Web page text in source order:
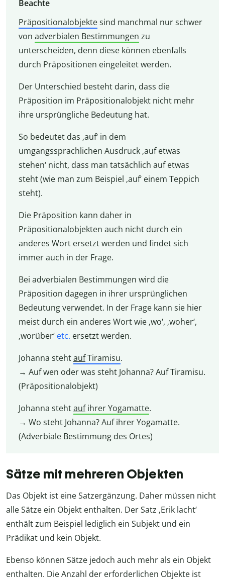
Beachte
Präpositionalobjektesind manchmal nur schwer
von adverbialen Bestimmungen zu
unterscheiden, denn diese können ebenfalls
durch Präpositionen eingeleitet werden.
Der Unterschied besteht darin, dass die
Präposition im Präpositionalobjekt nicht mehr
ihre ursprüngliche Bedeutung hat.
So bedeutet das ‚auf‘ in dem
umgangssprachlichen Ausdruck ‚auf etwas
stehen‘ nicht, dass man tatsächlich auf etwas
steht (wie man zum Beispiel ‚auf‘ einem Teppich
steht).
Die Präposition kann daher in
Präpositionalobjekten auch nicht durch ein
anderes Wort ersetzt werden und findet sich
immer auch in der Frage.
Bei adverbialen Bestimmungen wird die
Präposition dagegen in ihrer ursprünglichen
Bedeutung verwendet. In der Frage kann sie hier
meist durch ein anderes Wort wie ‚wo‘, ‚woher‘,
‚worüber‘ etc. ersetzt werden.
Johanna stehtaufTiramisu.
→ Auf wen oder was steht Johanna? Auf Tiramisu.
(Präpositionalobjekt)
Johanna stehtaufihrer Yogamatte.
→ Wo steht Johanna? Auf ihrer Yogamatte.
(Adverbiale Bestimmung des Ortes)
Sätze mit mehreren Objekten
Das Objekt ist eine Satzergänzung. Daher müssen nicht
alle Sätze ein Objekt enthalten. Der Satz ‚Erik lacht‘
enthält zum Beispiel lediglich ein Subjekt und ein
Prädikat und kein Objekt.
Ebenso können Sätze jedoch auch mehr als ein Objekt
enthalten. Die Anzahl der erforderlichen Objekte ist